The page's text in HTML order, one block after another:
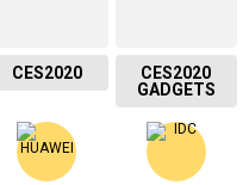
CES2020
CES2020
GADGETS